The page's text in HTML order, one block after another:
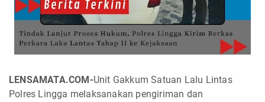
LENSAMATA.COM-Unit Gakkum Satuan Lalu Lintas
Polres Lingga melaksanakan pengiriman dan